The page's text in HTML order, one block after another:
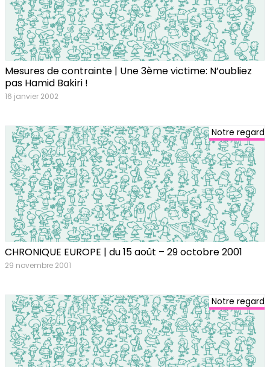
Mesures de contrainte | Une 3ème victime: N’oubliez
pas Hamid Bakiri !
16 janvier 2002
Notre regard
CHRONIQUE EUROPE | du 15 août – 29 octobre 2001
29 novembre 2001
Notre regard